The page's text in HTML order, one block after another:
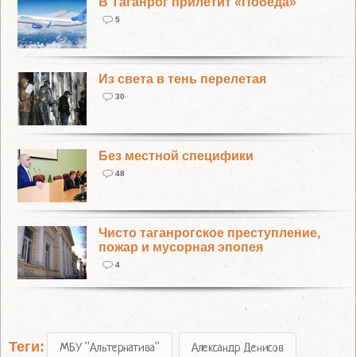
5
Из света в тень перелетая
30
Без местной специфики
48
Чисто таганрогское преступление,
пожар и мусорная эпопея
4
Теги: МБУ "Альтернатива" Александр Денисов